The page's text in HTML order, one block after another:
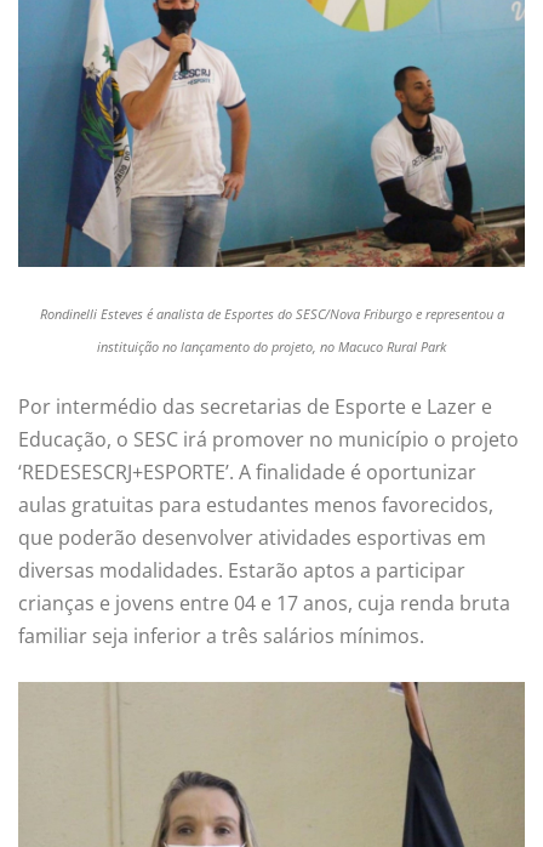
Rondinelli Esteves é analista de Esportes do SESC/Nova Friburgo e representou a
instituição no lançamento do projeto, no Macuco Rural Park
Por intermédio das secretarias de Esporte e Lazer e
Educação, o SESC irá promover no município o projeto
‘REDESESCRJ+ESPORTE’. A finalidade é oportunizar
aulas gratuitas para estudantes menos favorecidos,
que poderão desenvolver atividades esportivas em
diversas modalidades. Estarão aptos a participar
crianças e jovens entre 04 e 17 anos, cuja renda bruta
familiar seja inferior a três salários mínimos.